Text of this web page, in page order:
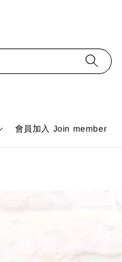
會員加入 Join member